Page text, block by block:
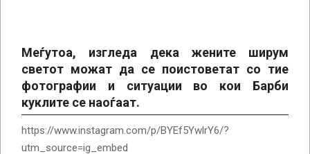
Меѓутоа, изгледа дека жените ширум
светот можат да се поистоветат со тие
фотографии и ситуации во кои Барби
куклите се наоѓаат.
https://www.instagram.com/p/BYEf5YwlrY6/?
utm_source=ig_embed